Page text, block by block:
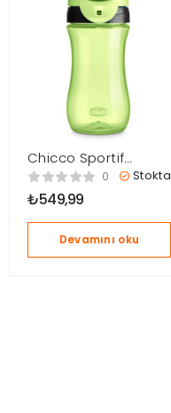
Chicco Sportif
Bardak 2 Yaş+ 350
ml – Green
0 Stokta
₺549,99
Devamını oku